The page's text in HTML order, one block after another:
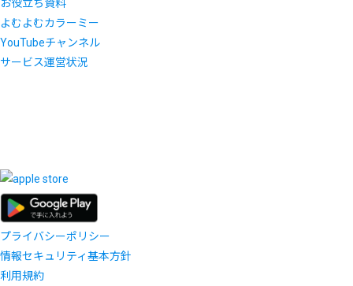
お役立ち資料
よむよむカラーミー
YouTubeチャンネル
サービス運営状況
プライバシーポリシー
情報セキュリティ基本方針
利用規約